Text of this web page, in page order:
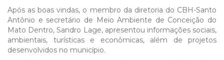
Após as boas vindas, o membro da diretoria do CBH-Santo
Antônio e secretário de Meio Ambiente de Conceição do
Mato Dentro, Sandro Lage, apresentou informações sociais,
ambientais, turísticas e econômicas, além de projetos
desenvolvidos no município.